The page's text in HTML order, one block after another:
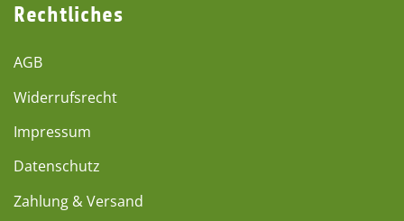
Rechtliches
AGB
Widerrufsrecht
Impressum
Datenschutz
Zahlung & Versand